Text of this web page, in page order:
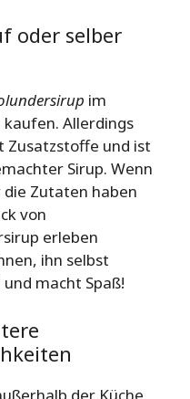
oder selber
im
Allerdings
und ist
Sirup. Wenn
die Zutaten haben
von
erleben
ihn selbst
macht Spaß!
der Küche